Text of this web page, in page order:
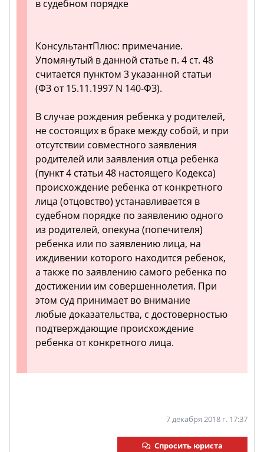
в судебном порядке
КонсультантПлюс: примечание.
Упомянутый в данной статье п. 4 ст. 48
считается пунктом 3 указанной статьи
(ФЗ от 15.11.1997 N 140-ФЗ).
В случае рождения ребенка у родителей,
не состоящих в браке между собой, и при
отсутствии совместного заявления
родителей или заявления отца ребенка
(пункт 4 статьи 48 настоящего Кодекса)
происхождение ребенка от конкретного
лица (отцовство) устанавливается в
судебном порядке по заявлению одного
из родителей, опекуна (попечителя)
ребенка или по заявлению лица, на
иждивении которого находится ребенок,
а также по заявлению самого ребенка по
достижении им совершеннолетия. При
этом суд принимает во внимание
любые доказательства, с достоверностью
подтверждающие происхождение
ребенка от конкретного лица.
7 декабря 2018 г. 17:37
Спросить юриста